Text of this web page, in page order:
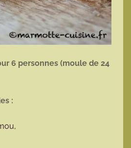
6 personnes (moule de 24
: